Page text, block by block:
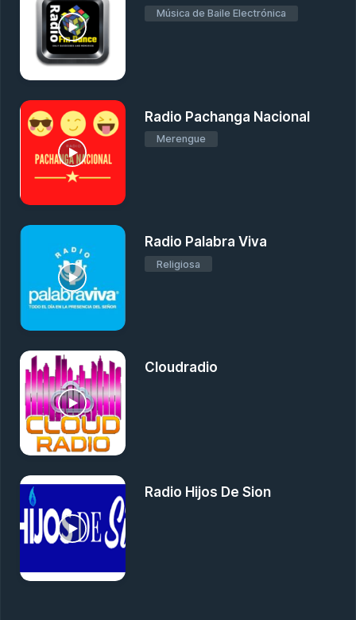
Música de Baile Electrónica
Radio Pachanga Nacional
Merengue
Radio Palabra Viva
Religiosa
Cloudradio
Radio Hijos De Sion